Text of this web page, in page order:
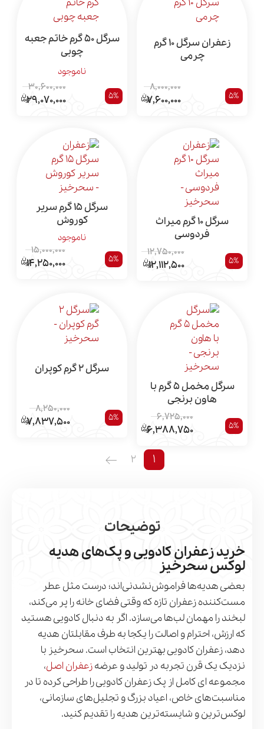
زعفران سرگل 10 گرم
چرمی
5%
8,000,000
7,600,000
سرگل 50 گرم خاتم جعبه
چوبی
ناموجود
5%
30,600,000
29,070,000
سرگل 10 گرم میراث
فردوسی
5%
12,750,000
12,112,500
سرگل 15 گرم سریر
کوروش
ناموجود
5%
15,000,000
14,250,000
سرگل مخمل 5 گرم با
هاون برنجی
5%
6,725,000
6,388,750
سرگل 2 گرم کوپران
5%
8,250,000
7,837,500
1
2
توضیحات
خرید زعفران کادویی و پک‌های هدیه
لوکس سحرخیز
بعضی هدیه‌ها فراموش‌نشدنی‌اند؛ درست مثل عطر
مست‌کننده زعفران تازه که وقتی فضای خانه را پر می‌کند،
لبخند را مهمان لب‌ها می‌سازد. اگر به دنبال کادویی هستید
که ارزش، احترام و اصالت را یکجا به طرف مقابلتان هدیه
دهد، زعفران کادویی بهترین انتخاب است. سحرخیز با
نزدیک یک قرن تجربه در تولید و عرضهزعفران اصل،
مجموعه ای کامل از پک زعفران کادویی را طراحی کرده تا در
مناسبت‌های خاص، اعیاد بزرگ و تجلیل‌های سازمانی،
لوکس‌ترین و شایسته‌ترین هدیه را تقدیم کنید.